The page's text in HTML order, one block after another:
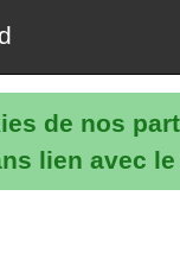
de nos
lien avec